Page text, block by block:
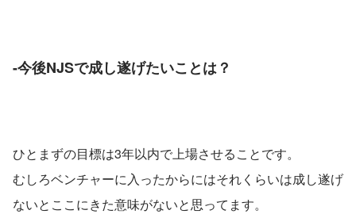
-今後NJSで成し遂げたいことは？
ひとまずの目標は3年以内で上場させることです。
むしろベンチャーに入ったからにはそれくらいは成し遂げ
ないとここにきた意味がないと思ってます。